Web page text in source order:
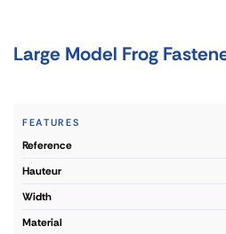
Large Model Frog
FEATURES
reference
hauteur
width
material